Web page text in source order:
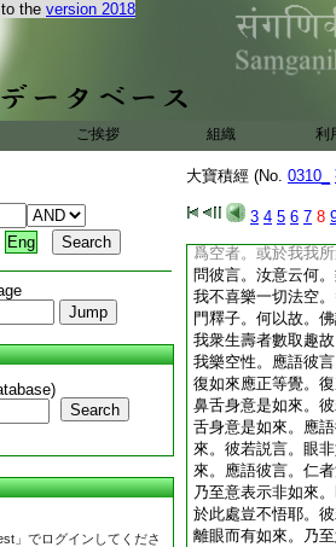
the version 2018
ご挨拶 組織 利
Eng
Search
」でログインしてくださ
大寶積經 (No. 0310_
3 4 5 6 7 8
丘輩成就如是野干
經。但能毀謗稱揚
復次迦葉。若有比
表示名爲眞實。諸
丘應問之曰。大徳
爲表示耶。彼若説
即是佛。何以故。
言。我執於空。應
爲空者。或於我我
問彼言。汝意云何
我不喜樂一切法空
門釋子。何以故。
我衆生壽者數取趣
我樂空性。應語彼
復如來應正等覺。
鼻舌身意是如來。
舌身意是如來。應
來。彼若説言。眼
來。應語彼言。仁
乃至意表示非如來
於此處豈不悟耶。
離眼而有如來。乃